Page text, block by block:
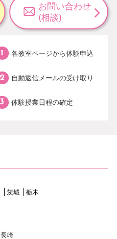
お問い合わせ
(相談)
各教室ページから体験申込
自動返信メールの受け取り
体験授業日程の確定
茨城
栃木
長崎